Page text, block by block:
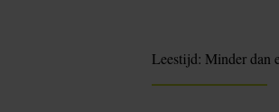
Leestijd: Minder dan